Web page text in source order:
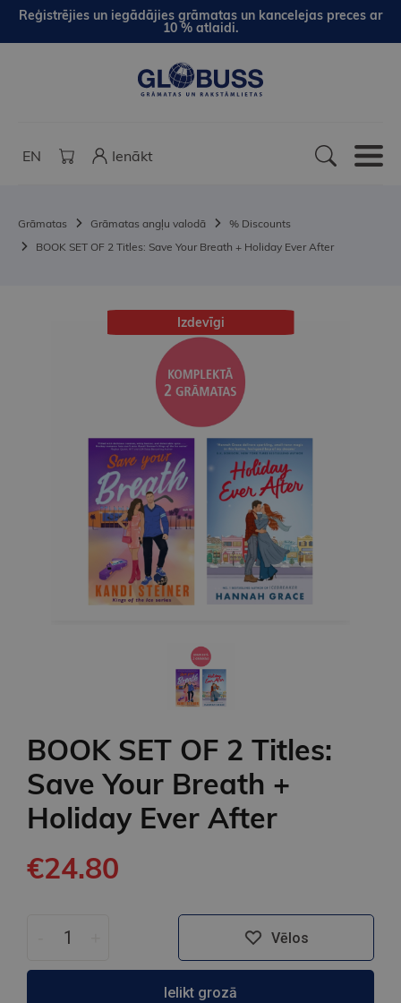
Reģistrējies un iegādājies grāmatas un kancelejas preces ar
10 % atlaidi.
EN Ienākt
Grāmatas Grāmatas angļu valodā
% Discounts
BOOK SET OF 2 Titles: Save Your Breath + Holiday Ever After
Izdevīgi
BOOK SET OF 2 Titles:
Save Your Breath +
Holiday Ever After
€24.80
Vēlos
Ielikt grozā